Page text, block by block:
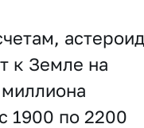
астероид
к Земле на
1900 по 2200